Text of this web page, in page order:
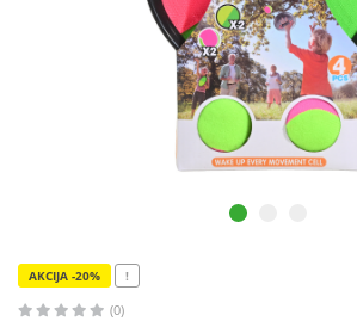
AKCIJA -20% !
(0)